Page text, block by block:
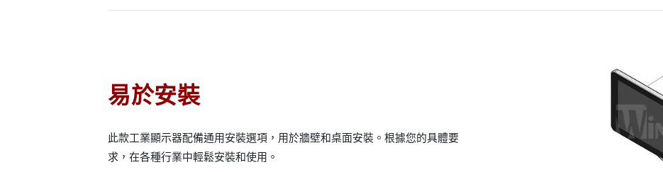
易於安裝
此款工業顯示器配備通用安裝選項，用於牆壁和桌面安裝。根據您的具體要
求，在各種行業中輕鬆安裝和使用。